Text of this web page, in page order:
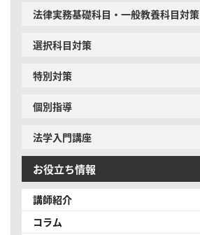
法律実務基礎科目・一般教養科目対策
選択科目対策
特別対策
個別指導
法学入門講座
お役立ち情報
講師紹介
コラム